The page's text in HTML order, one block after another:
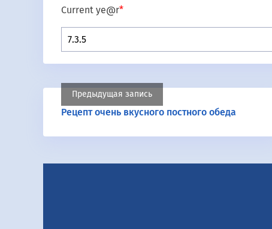
Current ye@r*
Предыдущая запись
Рецепт очень вкусного постного обеда